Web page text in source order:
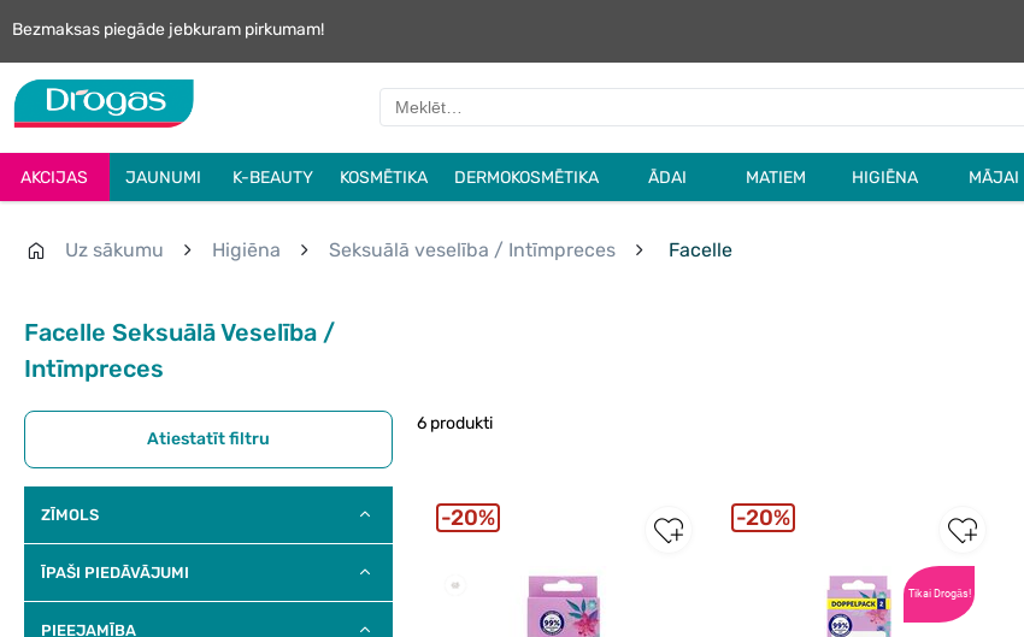
Bezmaksas piegāde jebkuram pirkumam!
AKCIJAS JAUNUMI K-BEAUTY KOSMĒTIKA DERMOKOSMĒTIKA ĀDAI MATIEM HIGIĒNA MĀJAI
Uz sākumu Higiēna Seksuālā veselība / Intīmpreces Facelle
Facelle Seksuālā Veselība /
Intīmpreces
Atiestatīt filtru
ZĪMOLS
ĪPAŠI PIEDĀVĀJUMI
PIEEJAMĪBA
6 produkti
20%
Tikai Drogās!
20%